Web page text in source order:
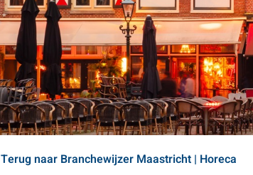
Terug naar Branchewijzer Maastricht | Horeca